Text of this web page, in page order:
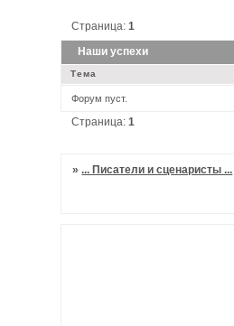
Наши успехи
Страница:1
Тема
Форум пуст.
Страница:1
»... Писатели и сценаристы ...